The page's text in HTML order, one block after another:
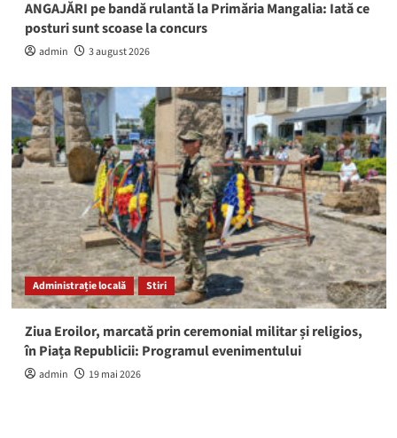
ANGAJĂRI pe bandă rulantă la Primăria Mangalia: Iată ce
posturi sunt scoase la concurs
admin 3 august 2026
Administrație locală Stiri
Ziua Eroilor, marcată prin ceremonial militar și religios,
în Piața Republicii: Programul evenimentului
admin 19 mai 2026